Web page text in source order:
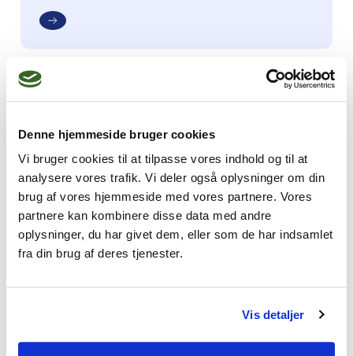
Denne hjemmeside bruger cookies
Vi bruger cookies til at tilpasse vores indhold og til at
analysere vores trafik. Vi deler også oplysninger om din
brug af vores hjemmeside med vores partnere. Vores
partnere kan kombinere disse data med andre
oplysninger, du har givet dem, eller som de har indsamlet
fra din brug af deres tjenester.
Vis detaljer
A-kasse
Sundhedsfaglige A-kasse - DSA, som Dansk
Psykoterapeutforening har en
samarbejdsaftale med
Onlineterapi
Hvis du tilbyder onlineterapi, skal du være
opmærksom på, at der gælder en række